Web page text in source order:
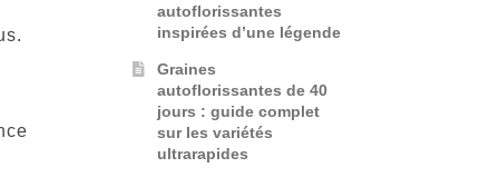
autoflorissantes
inspirées d’une légende
Graines
autoflorissantes de 40
jours : guide complet
sur les variétés
ultrarapides